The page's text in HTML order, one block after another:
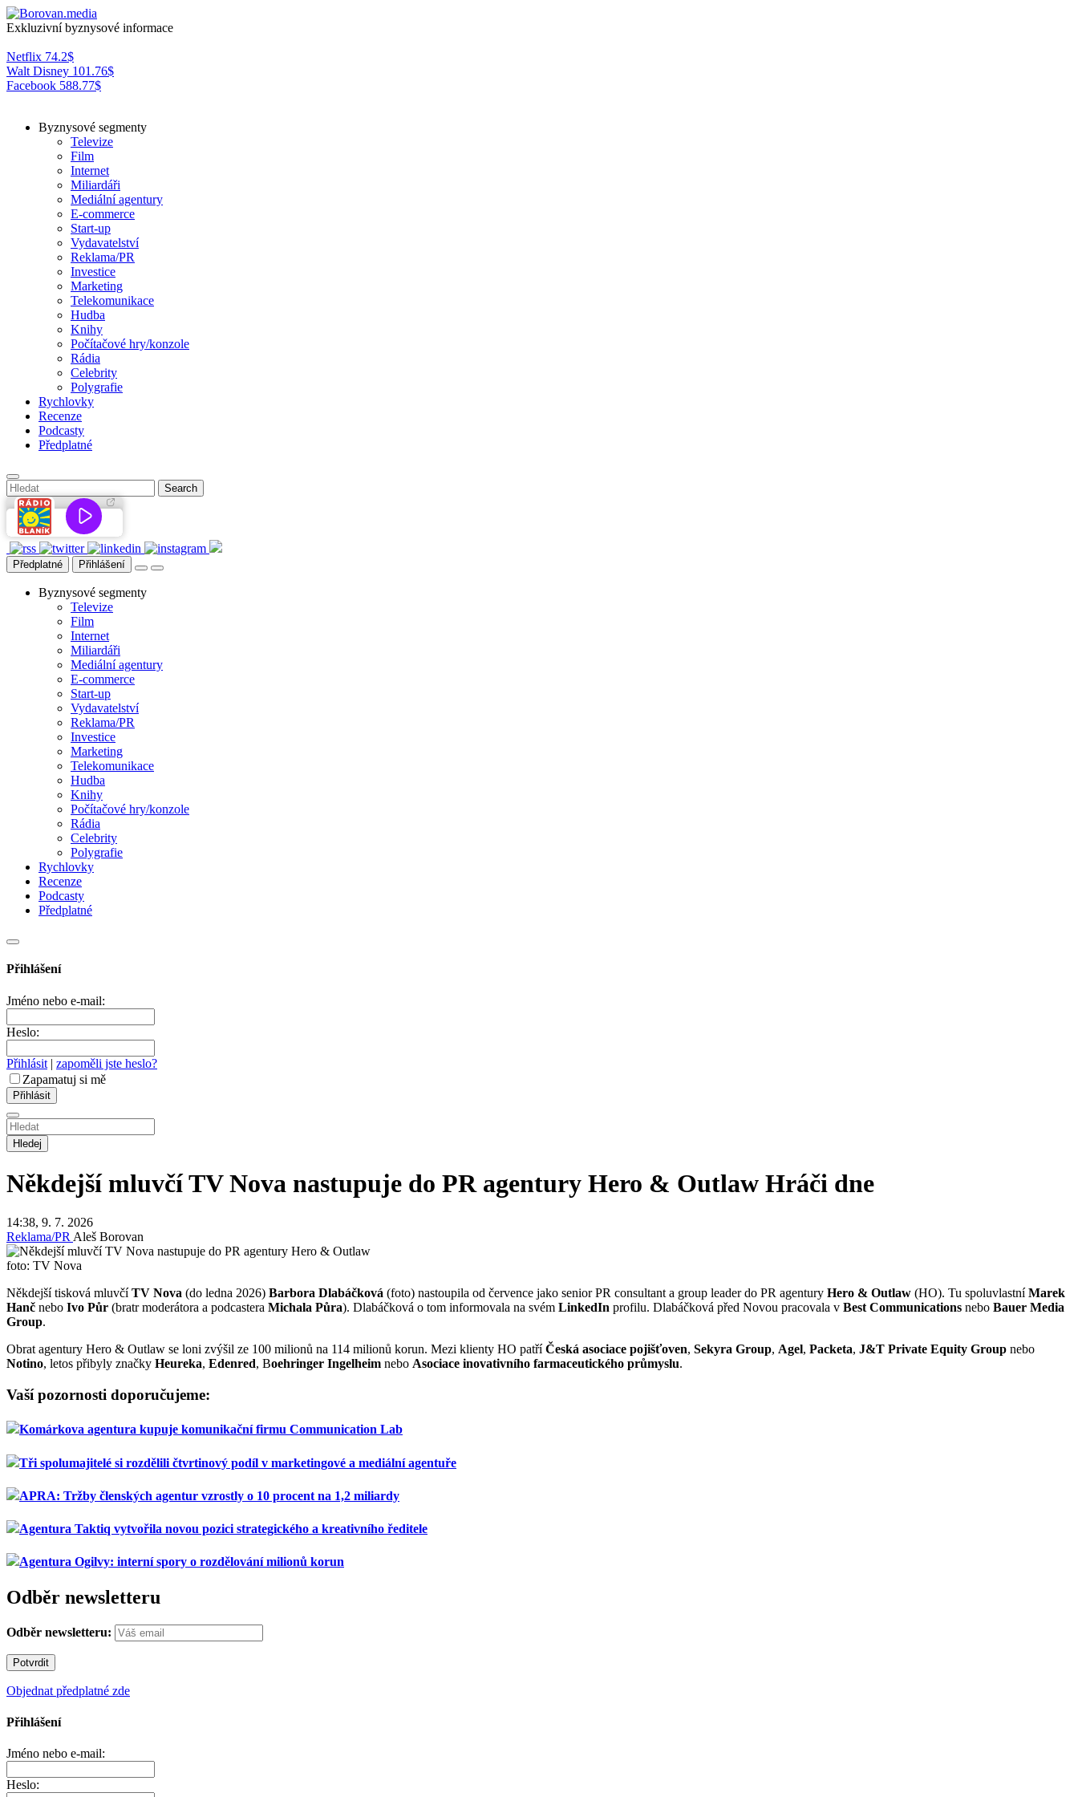
Exkluzivní byznysové informace
Netflix 74.2$
Walt Disney 101.76$
Facebook 588.77$
Byznysové segmenty
Televize
Film
Internet
Miliardáři
Mediální agentury
E-commerce
Start-up
Vydavatelství
Reklama/PR
Investice
Marketing
Telekomunikace
Hudba
Knihy
Počítačové hry/konzole
Rádia
Celebrity
Polygrafie
Rychlovky
Recenze
Podcasty
Předplatné
Předplatné Přihlášení
Byznysové segmenty
Televize
Film
Internet
Miliardáři
Mediální agentury
E-commerce
Start-up
Vydavatelství
Reklama/PR
Investice
Marketing
Telekomunikace
Hudba
Knihy
Počítačové hry/konzole
Rádia
Celebrity
Polygrafie
Rychlovky
Recenze
Podcasty
Předplatné
Přihlášení
Jméno nebo e-mail:
Heslo:
Přihlásit | zapoměli jste heslo?
Zapamatuj si mě
Hledej
Někdejší mluvčí TV Nova nastupuje do PR agentury Hero & Outlaw Hráči dne
14:38, 9. 7. 2026
Reklama/PRAleš Borovan
foto: TV Nova
Někdejší tisková mluvčíTV Nova (do ledna 2026) Barbora Dlabáčková (foto) nastoupila od července jako senior PR consultant a group leader do PR agentury Hero & Outlaw (HO). Tu spoluvlastníMarek
Hanč nebo Ivo Půr (bratr moderátora a podcastera Michala Půra). Dlabáčková o tom informovala na svém LinkedIn profilu. Dlabáčková před Novou pracovala v Best Communications nebo Bauer Media
Group.
Obrat agentury Hero & Outlaw se loni zvýšil ze 100 milionů na 114 milionů korun. Mezi klienty HO patříČeská asociace pojišťoven, Sekyra Group, Agel, Packeta, J&T Private Equity Group nebo
Notino, letos přibyly značky Heureka, Edenred, Boehringer Ingelheim nebo Asociace inovativního farmaceutického průmyslu.
Vaší pozornosti doporučujeme:
Komárkova agentura kupuje komunikační firmu Communication Lab
Tři spolumajitelé si rozdělili čtvrtinový podíl v marketingové a mediální agentuře
APRA: Tržby členských agentur vzrostly o 10 procent na 1,2 miliardy
Agentura Taktiq vytvořila novou pozici strategického a kreativního ředitele
Agentura Ogilvy: interní spory o rozdělování milionů korun
Odběr newsletteru
Odběr newsletteru:
Objednat předplatné zde
Přihlášení
Jméno nebo e-mail:
Heslo: